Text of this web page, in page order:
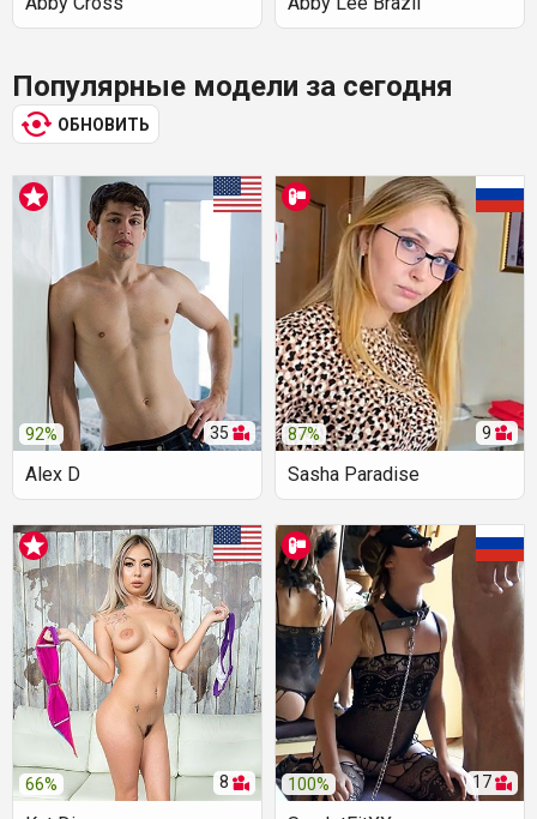
Популярные модели за сегодня
ОБНОВИТЬ
35
92%
Alex D
9
87%
Sasha Paradise
8
66% 17
100%